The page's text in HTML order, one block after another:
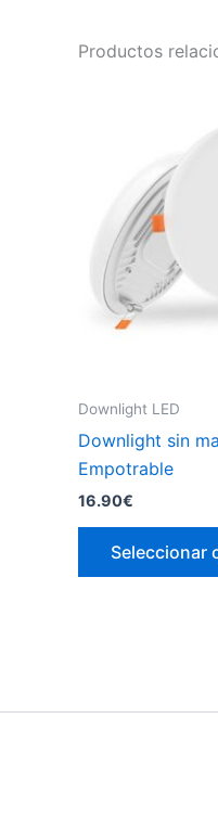
Productos
Downlight LED
Downlight sin
Empotrable
16.90€
Seleccionar